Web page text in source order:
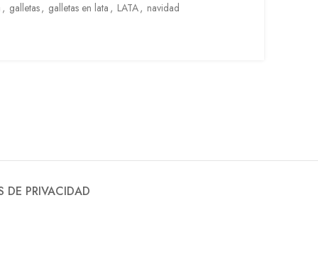
, galletas, galletas en lata , LATA, navidad
DE PRIVACIDAD